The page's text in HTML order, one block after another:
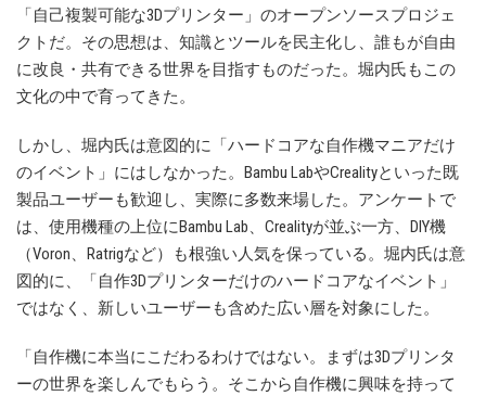
「自己複製可能な3Dプリンター」のオープンソースプロジェ
クトだ。その思想は、知識とツールを民主化し、誰もが自由
に改良・共有できる世界を目指すものだった。堀内氏もこの
文化の中で育ってきた。
しかし、堀内氏は意図的に「ハードコアな自作機マニアだけ
のイベント」にはしなかった。Bambu LabやCrealityといった既
製品ユーザーも歓迎し、実際に多数来場した。アンケートで
は、使用機種の上位にBambu Lab、Crealityが並ぶ一方、DIY機
（Voron、Ratrigなど）も根強い人気を保っている。堀内氏は意
図的に、「自作3Dプリンターだけのハードコアなイベント」
ではなく、新しいユーザーも含めた広い層を対象にした。
「自作機に本当にこだわるわけではない。まずは3Dプリンタ
ーの世界を楽しんでもらう。そこから自作機に興味を持って